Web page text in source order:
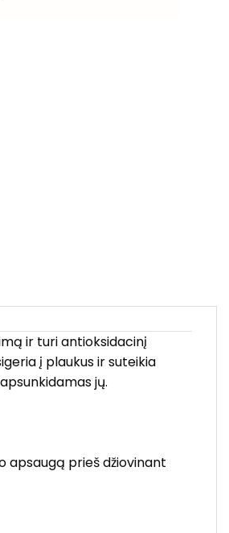
ir turi antioksidacinį
į plaukus ir suteikia
jų.
apsaugą prieš džiovinant